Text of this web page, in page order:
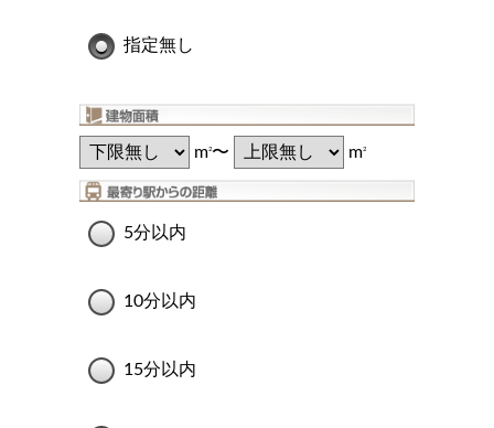
指定無し
m2〜 m2
5分以内
10分以内
15分以内